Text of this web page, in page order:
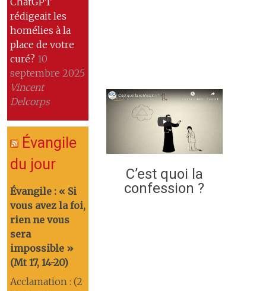
rédigeait les
homélies à la
place de votre
curé? 10
septembre 2025
Vincent
Delcorps
Évangile
du jour
Évangile : « Si
vous avez la foi,
rien ne vous
sera
impossible »
(Mt 17, 14-20)
Acclamation : (2
C’est quoi la
confession ?